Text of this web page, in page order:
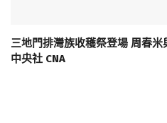
三地門排灣族收穫祭登場 周春
中央社 CNA